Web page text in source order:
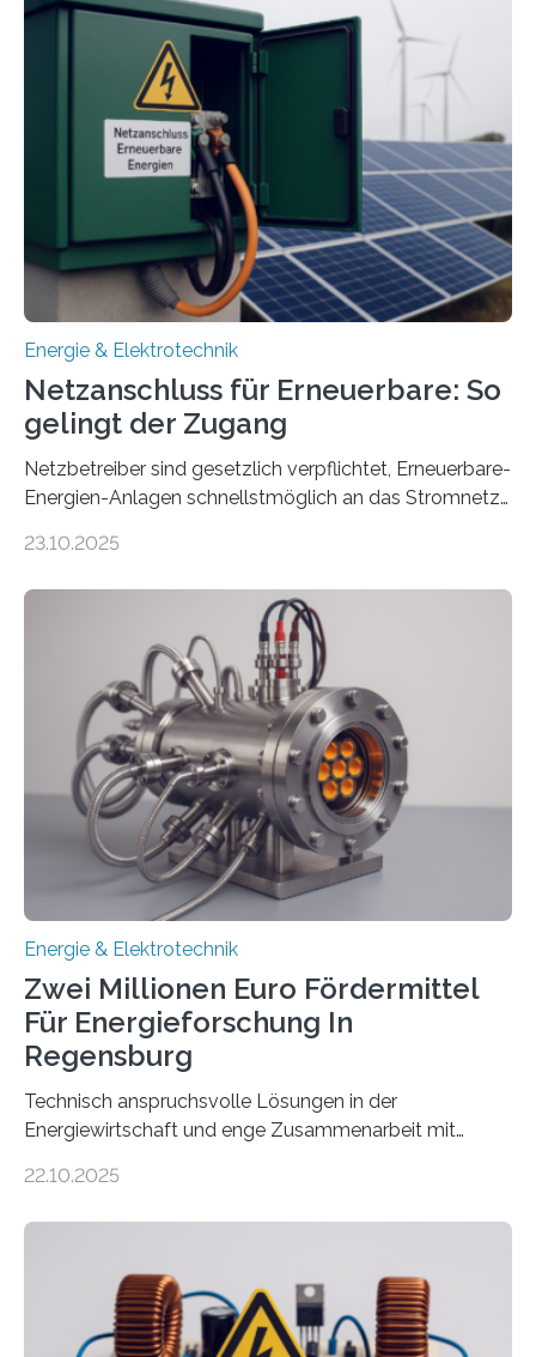
Quartieren“ eingeworben. Ziel des Projekts ist die
Entwicklung, Erprobung und Demonstration von
Konzepten zur langfristigen Energiespeicherung in
sektorübergreifend vernetzten Energiesystemen. Das
Projekt startete am 15. Oktober 2025, hat eine Laufzeit
von drei Jahren und ein Gesamtvolumen von rund 2,9
Millionen Euro, wovon 2,6 Millionen Euro durch das
Ministerium für Umwelt, Klima und…
Energie & Elektrotechnik
Netzanschluss für Erneuerbare: So
gelingt der Zugang
Netzbetreiber sind gesetzlich verpflichtet, Erneuerbare-
Energien-Anlagen schnellstmöglich an das Stromnetz
ermöglichen. Doch der dafür nötige Netzausbau hinkt
einem „Anschlussstau“. Die Stiftung
Umweltenergierecht hat den Rechtsrahmen in einem
neuen Bericht für die Praxis eingeordnet – inklusive der
Rolle von flexiblen Netzanschlussvereinbarungen. Der
Netzanschluss von Erneuerbare-Energien-Anlagen
(EE-Anlagen) ist entscheidend für die Energiewende.
Denn ohne Anschluss an das Netz kann kein Strom
eingespeist werden. Nach dem Erneuerbare-Energien-
Gesetz (EEG) sind Netzbetreiber…
23.10.2025
Energie & Elektrotechnik
Zwei Millionen Euro Fördermittel
Für Energieforschung In
Regensburg
Technisch anspruchsvolle Lösungen in der
Energiewirtschaft und enge Zusammenarbeit mit
neuen EU-geförderten Transfer-Projekte zu
Energietechnologien werden vom Europäischen
Sozialfonds Plus (ESF+) gefördert – mit einer
Gesamtsumme von mehr als zwei Millionen Euro.
22.10.2025